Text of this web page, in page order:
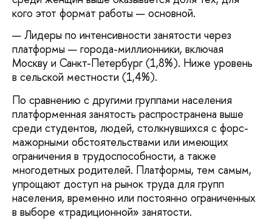
кого этот формат работы — основной.
Лидеры по интенсивности занятости через
платформы — города-миллионники, включая
Москву и Санкт-Петербург (1,8%). Ниже уровень
в сельской местности (1,4%).
По сравнению с другими группами населения
платформенная занятость распространена выше
среди студентов, людей, столкнувшихся с форс-
мажорными обстоятельствами или имеющих
ограничения в трудоспособности, а также
многодетных родителей. Платформы, тем самым,
упрощают доступ на рынок труда для групп
населения, временно или постоянно ограниченных
в выборе «традиционной» занятости.